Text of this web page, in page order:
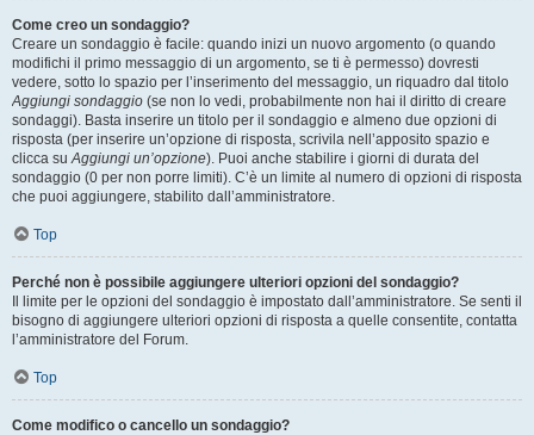
Come creo un sondaggio?
Creare un sondaggio è facile: quando inizi un nuovo argomento (o quando
modifichi il primo messaggio di un argomento, se ti è permesso) dovresti
vedere, sotto lo spazio per l’inserimento del messaggio, un riquadro dal titolo
Aggiungi sondaggio (se non lo vedi, probabilmente non hai il diritto di creare
sondaggi). Basta inserire un titolo per il sondaggio e almeno due opzioni di
risposta (per inserire un’opzione di risposta, scrivila nell’apposito spazio e
clicca suAggiungi un’opzione). Puoi anche stabilire i giorni di durata del
sondaggio (0 per non porre limiti). C’è un limite al numero di opzioni di risposta
che puoi aggiungere, stabilito dall’amministratore.
Top
Perché non è possibile aggiungere ulteriori opzioni del sondaggio?
Il limite per le opzioni del sondaggio è impostato dall’amministratore. Se senti il
bisogno di aggiungere ulteriori opzioni di risposta a quelle consentite, contatta
l’amministratore del Forum.
Top
Come modifico o cancello un sondaggio?